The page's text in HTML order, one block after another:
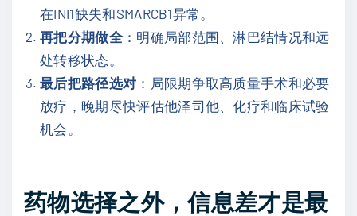
在INI1缺失和SMARCB1异常。
再把分期做全：明确局部范围、淋巴结情况和远
处转移状态。
最后把路径选对 ：局限期争取高质量手术和必要
放疗，晚期尽快评估他泽司他、化疗和临床试验
机会。
药物选择之外，信息差才是最